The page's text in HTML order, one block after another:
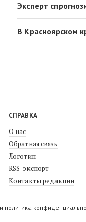
Эксперт
В Красноярском
СПРАВКА
О нас
Обратная связь
Логотип
RSS-экспорт
Контакты редакции
политика